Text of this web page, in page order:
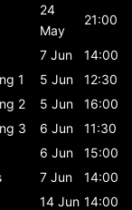
24
May
21:00
7 Jun
14:00
1 5 Jun
12:30
2 5 Jun
16:00
3 6 Jun
11:30
6 Jun
15:00
7 Jun
14:00
14 Jun 14:00